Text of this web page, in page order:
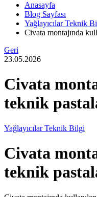
Anasayfa
Blog Sayfası
Yağlayıcılar Teknik
Civata montajında
Geri
23.05.2026
Civata
teknik
Yağlayıcılar Teknik Bilgi
Civata
teknik